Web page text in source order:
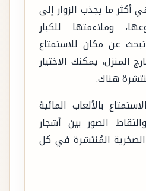
أكثر ما يجذب الزوار إلى
وملاءمتها للكبار
عن مكان للاستمتاع
المنزل، يمكنك الاختيار
هناك.
بالألعاب المائية
الصور بين أشجار
الصخرية المُنتشرة في كل